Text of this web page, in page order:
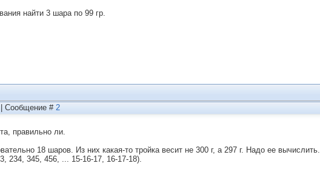
найти 3 шара по 99 гр.
Сообщение # 2
правильно ли.
18 шаров. Из них какая-то тройка весит не 300 г, а 297 г. Надо ее вычислить.
234, 345, 456, ... 15-16-17, 16-17-18).